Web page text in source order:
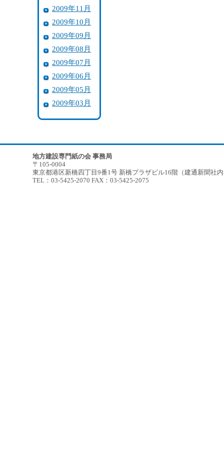
2009年11月
2009年10月
2009年09月
2009年08月
2009年07月
2009年06月
2009年05月
2009年03月
地方建設専門紙の会 事務局
〒105-0004
東京都港区新橋四丁目9番1号 新橋プラザビル16階（建通新聞社
TEL：03-5425-2070 FAX：03-5425-2075